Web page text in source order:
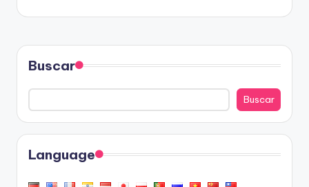
Buscar
Buscar
Language